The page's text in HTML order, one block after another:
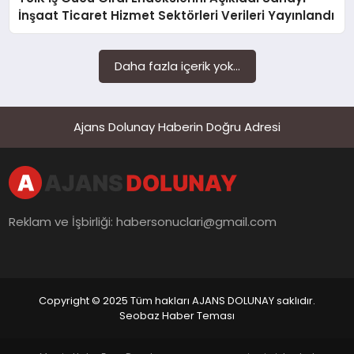
İnşaat Ticaret Hizmet Sektörleri Verileri Yayınlandı
Daha fazla içerik yok...
Ajans Dolunay Haberin Doğru Adresi
Reklam ve İşbirliği:habersonuclari@gmail.com
Copyright © 2025 Tüm hakları AJANS DOLUNAY saklıdır.
Seobaz Haber Teması